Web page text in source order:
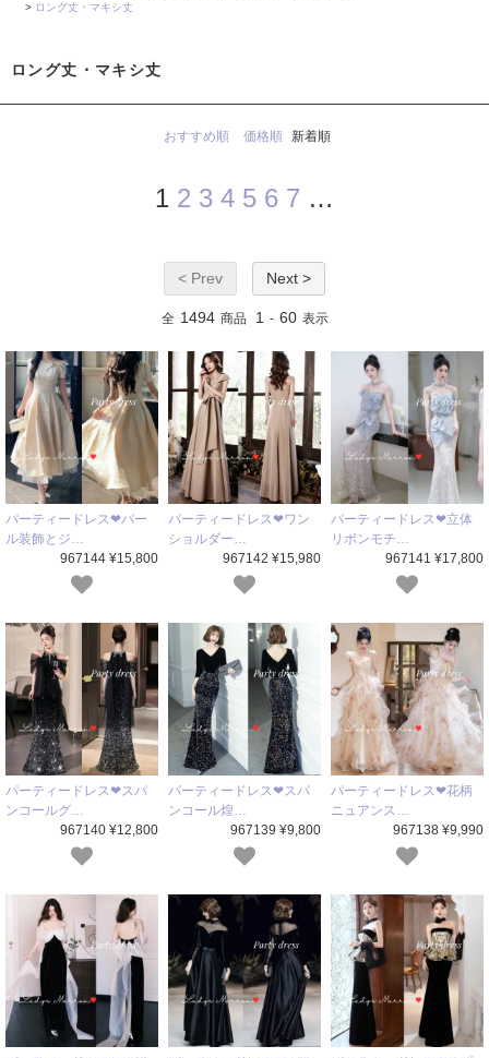
> ロング丈・マキシ丈
ロング丈・マキシ丈
おすすめ順 価格順 新着順
1 2 3 4 5 6 7 …
< Prev Next >
全 1494 商品 1 - 60 表示
パーティードレス❤パー
ル装飾とジ…
967144 ¥15,800
パーティードレス❤ワン
ショルダー…
967142 ¥15,980
パーティードレス❤立体
リボンモチ…
967141 ¥17,800
パーティードレス❤スパ
ンコールグ…
967140 ¥12,800
パーティードレス❤スパ
ンコール煌…
967139 ¥9,800
パーティードレス❤花柄
ニュアンス…
967138 ¥9,990